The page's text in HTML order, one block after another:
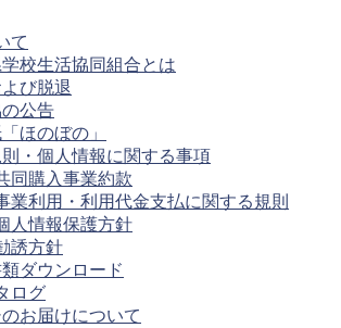
て
校生活協同組合とは
び脱退
公告
ほのぼの」
・個人情報に関する事項
同購入事業約款
業利用・利用代金支払に関する規則
人情報保護方針
誘方針
ダウンロード
ログ
お届けについて